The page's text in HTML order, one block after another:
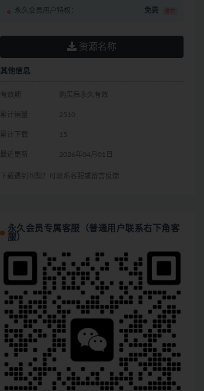
永久会员用户特权： 免费 推荐
资源名称
其他信息
有效期 购买后永久有效
累计销量 2510
累计下载 15
最近更新 2026年04月01日
下载遇到问题？可联系客服或留言反馈
永久会员专属客服（普通用户联系右下角客
服）